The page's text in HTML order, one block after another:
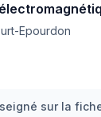
Epourdon
sur la